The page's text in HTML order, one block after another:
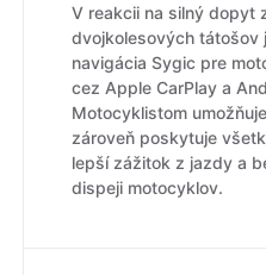
V reakcii na silný dopyt
dvojkolesových tátošov
navigácia Sygic pre
cez Apple CarPlay a
Motocyklistom
zároveň poskytuje
lepší zážitok z jazdy a
dispeji motocyklov.